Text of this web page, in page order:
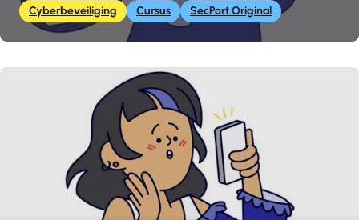
Cyberbeveiliging Cursus SecPort Original